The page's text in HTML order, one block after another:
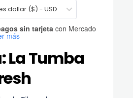
La Tumba
dollar ($) - USD
sin tarjetacon Mercado
más